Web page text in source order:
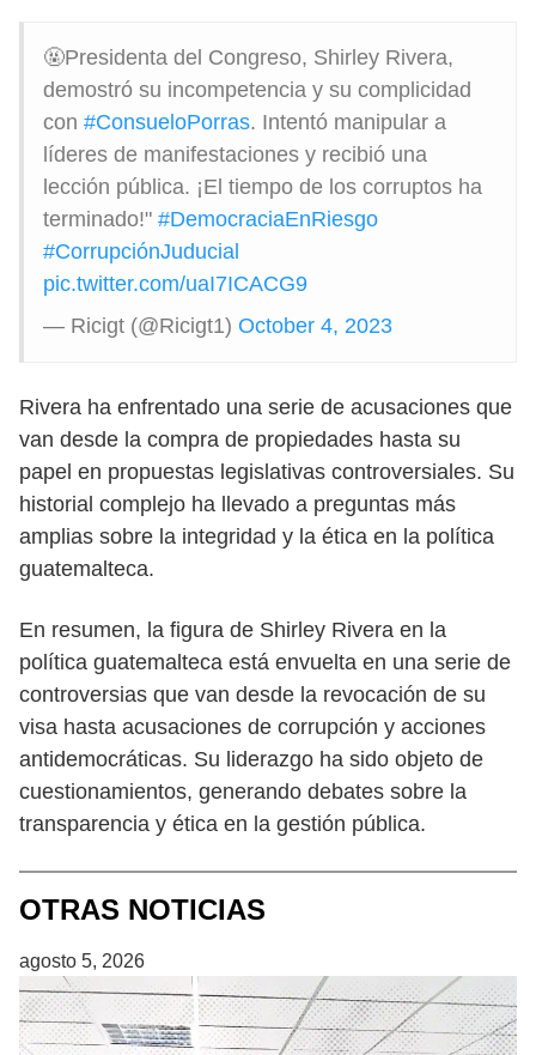
🤬Presidenta del Congreso, Shirley Rivera,
demostró su incompetencia y su complicidad
con #ConsueloPorras. Intentó manipular a
líderes de manifestaciones y recibió una
lección pública. ¡El tiempo de los corruptos ha
terminado!" #DemocraciaEnRiesgo
#CorrupciónJuducial
pic.twitter.com/uaI7ICACG9
— Ricigt (@Ricigt1) October 4, 2023
Rivera ha enfrentado una serie de acusaciones que
van desde la compra de propiedades hasta su
papel en propuestas legislativas controversiales. Su
historial complejo ha llevado a preguntas más
amplias sobre la integridad y la ética en la política
guatemalteca.
En resumen, la figura de Shirley Rivera en la
política guatemalteca está envuelta en una serie de
controversias que van desde la revocación de su
visa hasta acusaciones de corrupción y acciones
antidemocráticas. Su liderazgo ha sido objeto de
cuestionamientos, generando debates sobre la
transparencia y ética en la gestión pública.
OTRAS NOTICIAS
agosto 5, 2026